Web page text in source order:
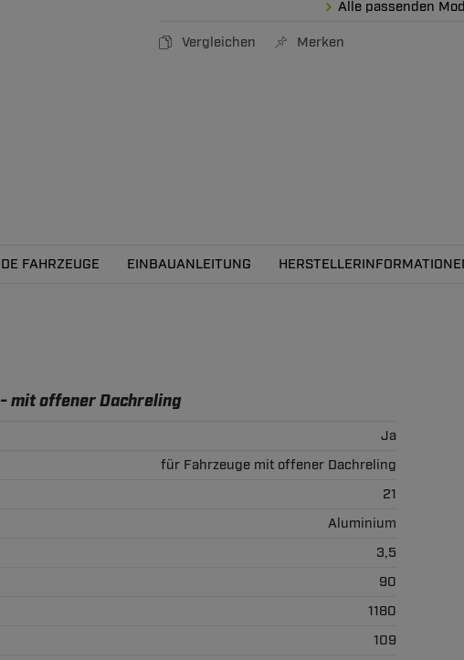
Alle passenden
Vergleichen Merken
FAHRZEUGE EINBAUANLEITUNG
mit offener Dachreling
Ja
für Fahrzeuge mit offener Dachreling
21
Aluminium
3,5
90
1180
109